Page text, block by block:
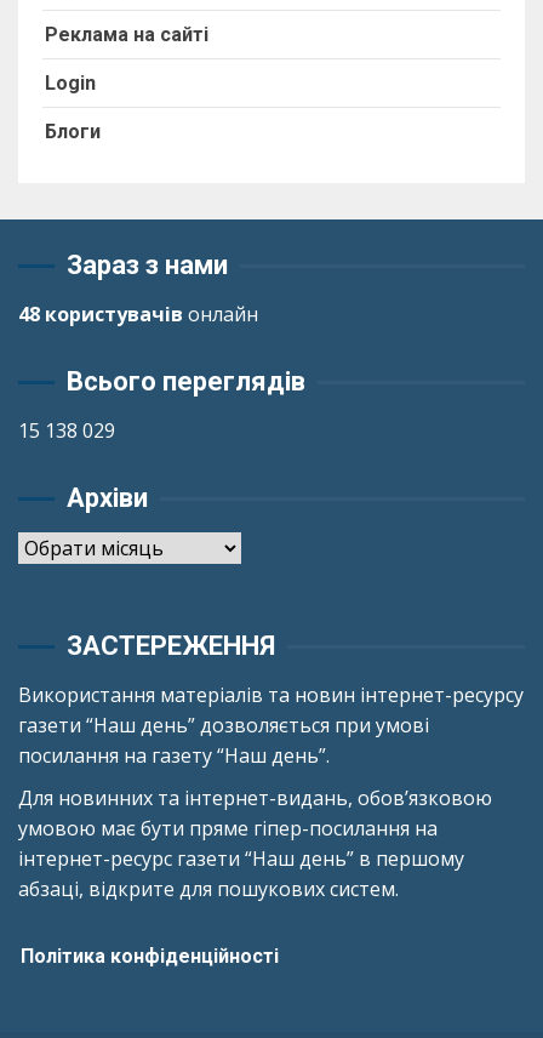
Реклама на сайті
Login
Блоги
Зараз з нами
48 користувачів онлайн
Всього переглядів
15 138 029
Архіви
Архіви
ЗАСТЕРЕЖЕННЯ
Використання матеріалів та новин інтернет-ресурсу
газети “Наш день” дозволяється при умові
посилання на газету “Наш день”.
Для новинних та інтернет-видань, обов’язковою
умовою має бути пряме гіпер-посилання на
інтернет-ресурс газети “Наш день” в першому
абзаці, відкрите для пошукових систем.
Політика конфіденційності